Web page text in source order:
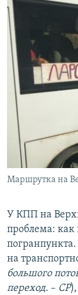
Маршрутка на
У КПП на
проблема: как
на
большого
переход. – СР